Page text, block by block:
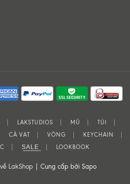
LAKSTUDIOS MŨ
TÚI
CÀ VẠT VÒNG
KEYCHAIN
S͟A͟L͟E͟ LOOKBOOK
LakShop | Cung cấp bởi Sapo